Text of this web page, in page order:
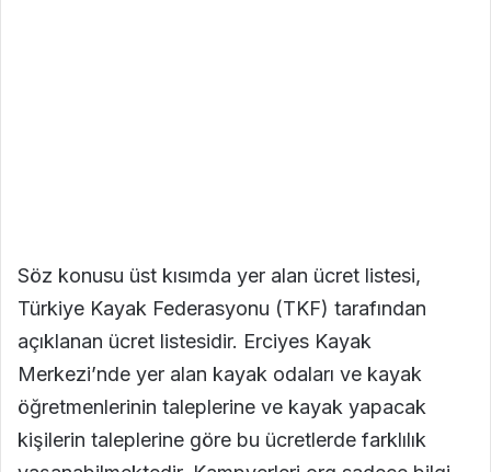
Söz konusu üst kısımda yer alan ücret listesi,
Türkiye Kayak Federasyonu (TKF) tarafından
açıklanan ücret listesidir. Erciyes Kayak
Merkezi’nde yer alan kayak odaları ve kayak
öğretmenlerinin taleplerine ve kayak yapacak
kişilerin taleplerine göre bu ücretlerde farklılık